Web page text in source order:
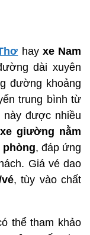
hay xe Nam
dài xuyên
đường khoảng
trung bình từ
này được nhiều
xe giường nằm
phòng, đáp ứng
Giá vé dao
, tùy vào chất
thể tham khảo